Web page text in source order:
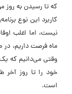
که تا رسیدن به روز
کاربرد این نوع
نیست، اما اغلب
ماه فرصت داریم، در
وقتی می‌دانیم که یک
خود را تا روز آخر
است.